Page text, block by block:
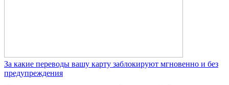
За какие переводы вашу карту заблокируют мгновенно и без
предупреждения